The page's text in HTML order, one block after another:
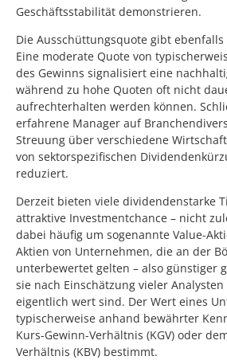
Geschäftsstabilität demonstrieren.
Die Ausschüttungsquote gibt
Eine moderate Quote von
des Gewinns signalisiert eine
während zu hohe Quoten oft nicht
aufrechterhalten werden können.
erfahrene Manager auf
Streuung über verschiedene
von sektorspezifischen
reduziert.
Derzeit bieten viele dividendenstarke
attraktive Investmentchance – nicht
dabei häufig um sogenannte Value-
Aktien von Unternehmen, die an der
unterbewertet gelten – also günstiger
sie nach Einschätzung vieler
eigentlich wert sind. Der Wert eines
typischerweise anhand bewährter
Kurs-Gewinn-Verhältnis (KGV) oder
Verhältnis (KBV) bestimmt.